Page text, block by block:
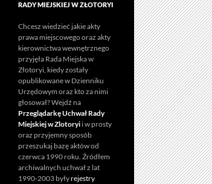
RADY MIEJSKIEJ W ZŁOTORYI
Chcesz wiedzieć jakie akty
prawa miejscowego oraz akty
kierownictwa wewnętrznego
przyjęła Rada Miejska w
Złotoryi, kiedy zostały
opublikowane w Dzienniku
Urzędowym oraz kto za nimi
głosował? Wejdź na
Przeglądarkę Uchwał Rady
Miejskiej w Zlotoryi i w prosty
oraz przyjemny sposób
przeszukaj bazę aktów od
czerwca 1990 roku. Źródłem
archiwalnych uchwał z lat
1990-2003 byłyrejestry